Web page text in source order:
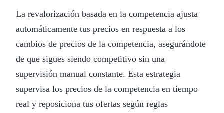
La revalorización basada en la competencia ajusta
automáticamente tus precios en respuesta a los
cambios de precios de la competencia, asegurándote
de que sigues siendo competitivo sin una
supervisión manual constante. Esta estrategia
supervisa los precios de la competencia en tiempo
real y reposiciona tus ofertas según reglas